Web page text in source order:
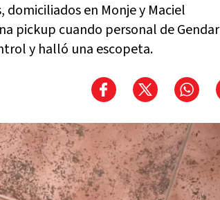
domiciliados en Monje y Maciel
pickup cuando personal de
y halló una escopeta.